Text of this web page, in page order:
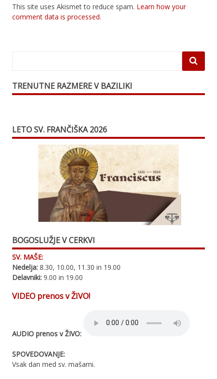
This site uses Akismet to reduce spam. Learn how your
comment data is processed.
TRENUTNE RAZMERE V BAZILIKI
LETO SV. FRANČIŠKA 2026
BOGOSLUŽJE V CERKVI
SV. MAŠE:
Nedelja: 8.30, 10.00, 11.30 in 19.00
Delavniki: 9.00 in 19.00
VIDEO prenos v ŽIVO!
AUDIO prenos v ŽIVO:
SPOVEDOVANJE:
Vsak dan med sv. mašami.